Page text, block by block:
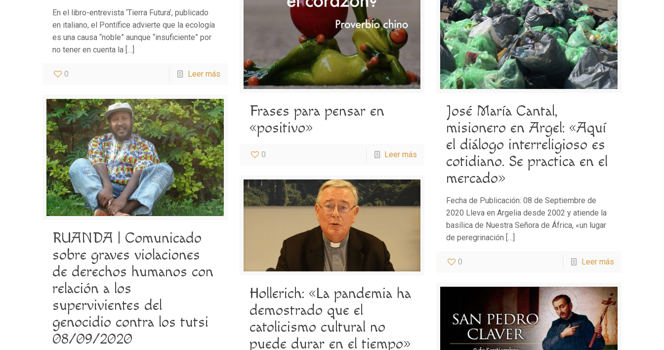
En el libro-entrevista ‘Tierra Futura’, publicado
en italiano, el Pontífice advierte que la ecología
es una causa “noble” aunque “insuficiente” por
no tener en cuenta la […]
0 Leer más
Frases para pensar en
«positivo»
0 Leer más
José María Cantal,
misionero en Argel: «Aquí
el diálogo interreligioso es
cotidiano. Se practica en el
mercado»
Fecha de Publicación: 08 de Septiembre de
2020 Lleva en Argelia desde 2002 y atiende la
basílica de Nuestra Señora de África, «un lugar
de peregrinación […]
0 Leer más
RUANDA | Comunicado
sobre graves violaciones
de derechos humanos con
relación a los
supervivientes del
genocidio contra los tutsi
08/09/2020
Hollerich: «La pandemia ha
demostrado que el
catolicismo cultural no
puede durar en el tiempo»